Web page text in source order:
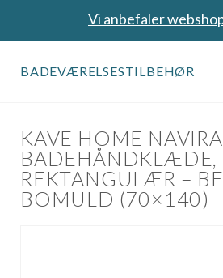
Vi anbefaler
BADEVÆRELSESTILBEHØR
KAVE HOME NAVIRA
BADEHÅNDKLÆDE,
REKTANGULÆR –
BOMULD (70×140)